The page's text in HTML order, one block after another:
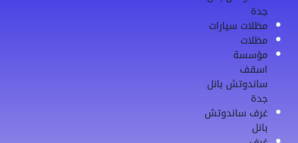
جدة
مظلات سيارات
مظلات
مؤسسة
اسقف
ساندوتش بانل
جدة
غرف ساندوتش
بانل